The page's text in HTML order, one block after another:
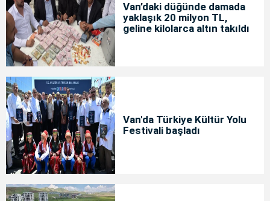
Van’daki düğünde damada
yaklaşık 20 milyon TL,
geline kilolarca altın takıldı
Van'da Türkiye Kültür Yolu
Festivali başladı